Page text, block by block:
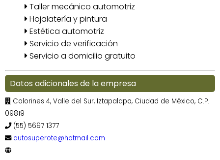
Taller mecánico automotriz
Hojalatería y pintura
Estética automotriz
Servicio de verificación
Servicio a domicilio gratuito
Datos adicionales de la empresa
Colorines 4, Valle del Sur, Iztapalapa, Ciudad de México, C.P.
09819
(55) 5697 1377
autosuperote@hotmail.com